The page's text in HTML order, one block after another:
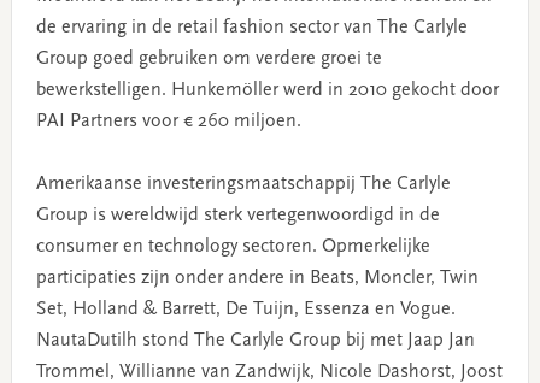
de ervaring in de retail fashion sector van The Carlyle
Group goed gebruiken om verdere groei te
bewerkstelligen. Hunkemöller werd in 2010 gekocht door
PAI Partners voor € 260 miljoen.
Amerikaanse investeringsmaatschappij The Carlyle
Group is wereldwijd sterk vertegenwoordigd in de
consumer en technology sectoren. Opmerkelijke
participaties zijn onder andere in Beats, Moncler, Twin
Set, Holland & Barrett, De Tuijn, Essenza en Vogue.
NautaDutilh stond The Carlyle Group bij met Jaap Jan
Trommel, Willianne van Zandwijk, Nicole Dashorst, Joost